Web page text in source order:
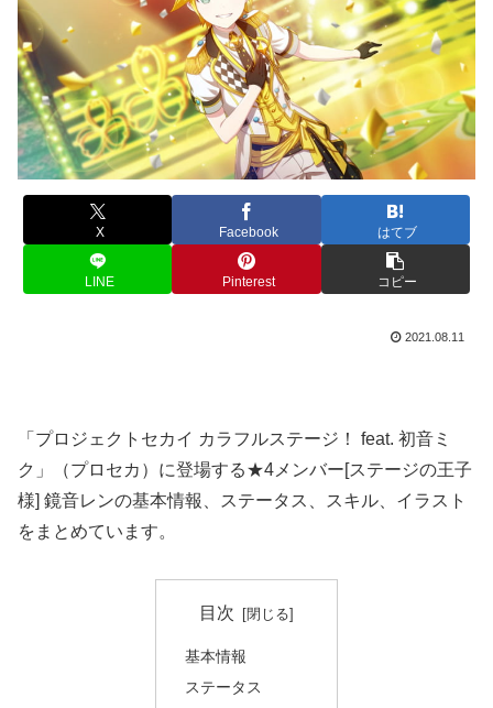
X Facebook はてブ
LINE Pinterest コピー
2021.08.11
「プロジェクトセカイ カラフルステージ！ feat. 初音ミ
ク」（プロセカ）に登場する★4メンバー[ステージの王子
様] 鏡音レンの基本情報、ステータス、スキル、イラスト
をまとめています。
目次
基本情報
ステータス